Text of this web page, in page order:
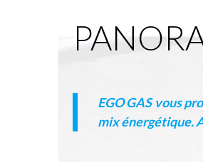
EGO GASvous
mix énergétique.